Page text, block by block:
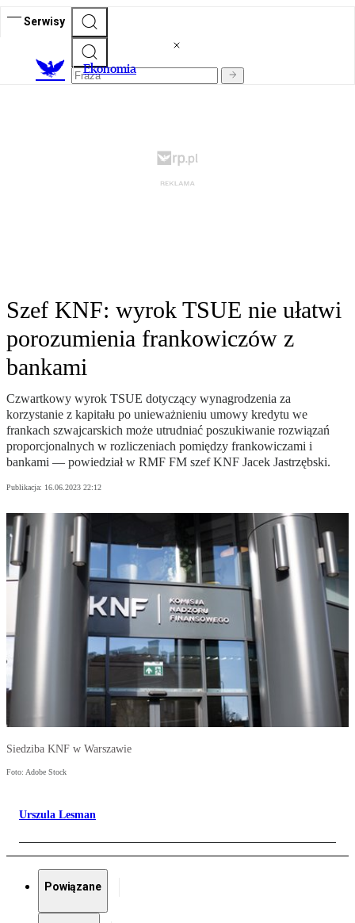
Serwisy
Ekonomia
Szef KNF: wyrok TSUE nie ułatwi
porozumienia frankowiczów z
bankami
Czwartkowy wyrok TSUE dotyczący wynagrodzenia za
korzystanie z kapitału po unieważnieniu umowy kredytu we
frankach szwajcarskich może utrudniać poszukiwanie rozwiązań
proporcjonalnych w rozliczeniach pomiędzy frankowiczami i
bankami — powiedział w RMF FM szef KNF Jacek Jastrzębski.
Publikacja: 16.06.2023 22:12
Siedziba KNF w Warszawie
Foto: Adobe Stock
Urszula Lesman
Powiązane